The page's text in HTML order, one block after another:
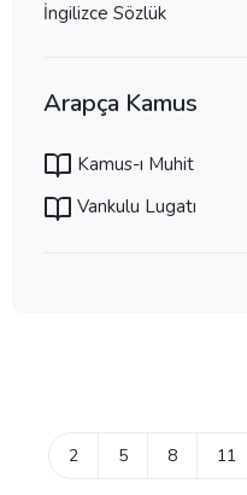
İngilizce Sözlük
Arapça Kamus
Kamus-ı Muhit
Vankulu Lugatı
2 5 8 11